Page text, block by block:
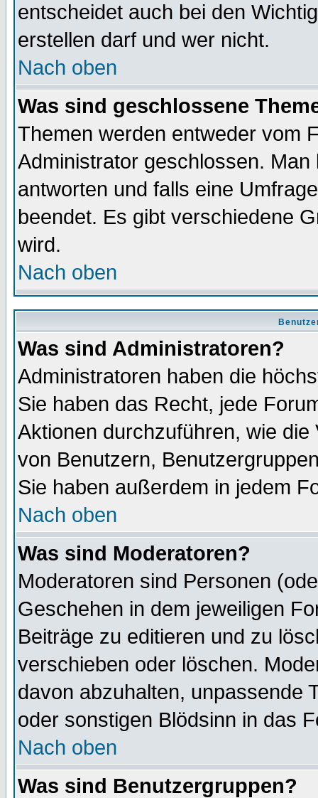
entscheidet auch bei den
erstellen darf und wer nicht.
Nach oben
Was sind geschlossene
Themen werden entweder vom
Administrator geschlossen.
antworten und falls eine
beendet. Es gibt verschiedene
wird.
Nach oben
Was sind Administratoren?
Administratoren haben die
Sie haben das Recht, jede
Aktionen durchzuführen, wie
von Benutzern,
Sie haben außerdem in jedem
Nach oben
Was sind Moderatoren?
Moderatoren sind Personen
Geschehen in dem jeweiligen
Beiträge zu editieren und zu
verschieben oder löschen.
davon abzuhalten, unpassende
oder sonstigen Blödsinn in das
Nach oben
Was sind Benutzergruppen?